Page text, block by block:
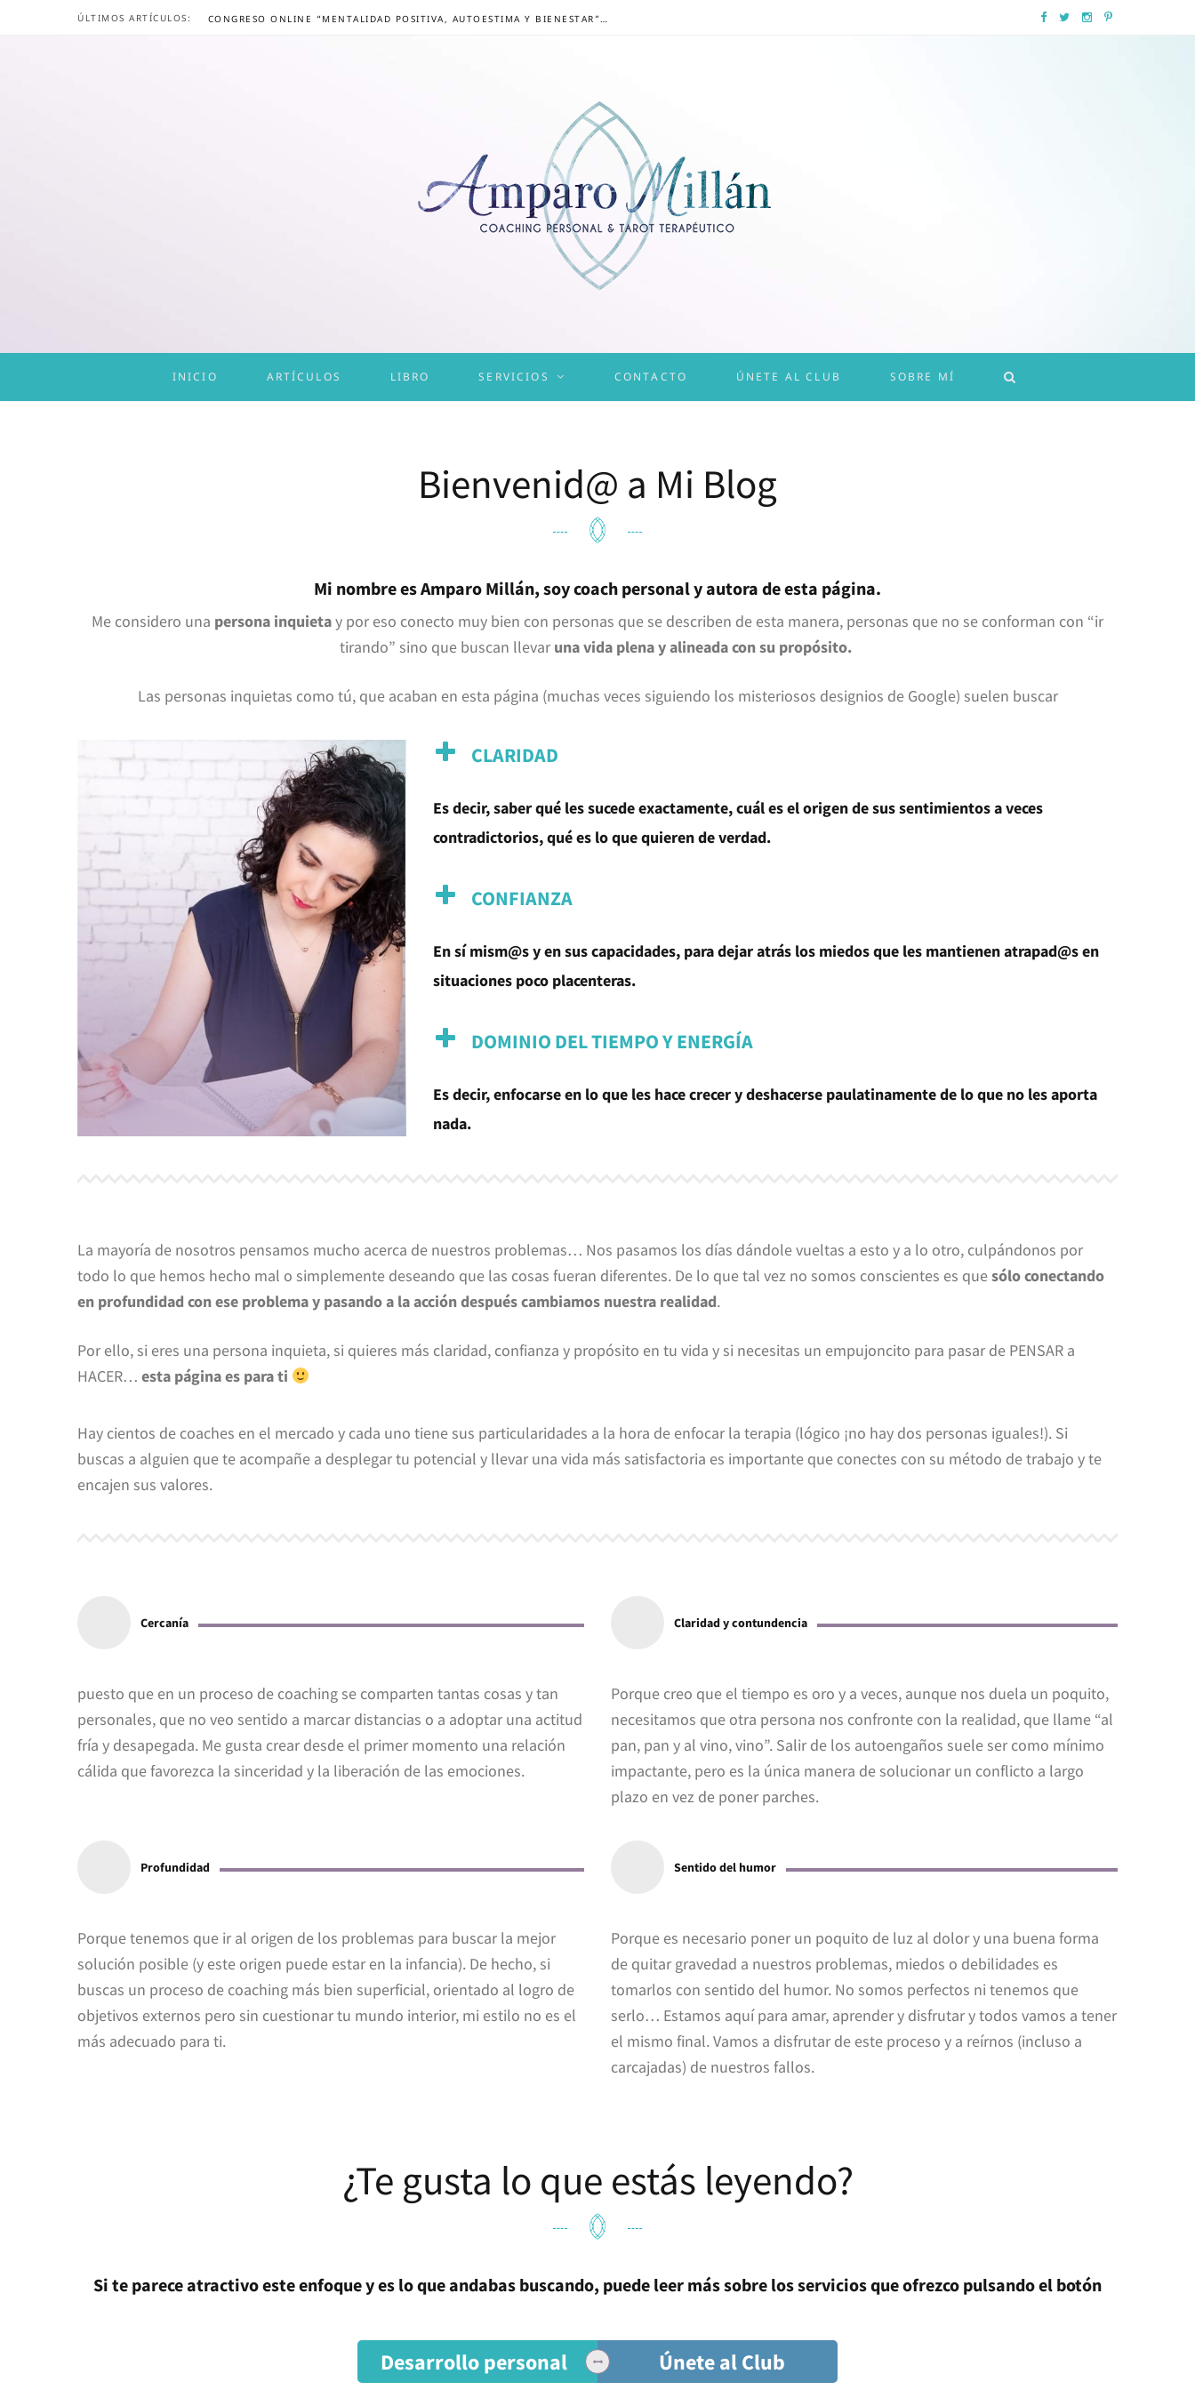
ÚLTIMOS ARTÍCULOS: CONGRESO ONLINE “MENTALIDAD POSITIVA, AUTOESTIMA Y BIENESTAR”: UN CAMINO HACIA UNA VIDA EQUILIBRADA F T I P
INICIO ARTÍCULOS LIBRO SERVICIOS CONTACTO ÚNETE AL CLUB SOBRE MÍ
Bienvenid@ a Mi Blog
Mi nombre es Amparo Millán, soy coach personal y autora de esta página.
Me considero una persona inquietay por eso conecto muy bien con personas que se describen de esta manera, personas que no se conforman con “ir
tirando” sino que buscan llevaruna vida plena y alineada con su propósito.
Las personas inquietas como tú, que acaban en esta página (muchas veces siguiendo los misteriosos designios de Google) suelen buscar
CLARIDAD
Es decir, saber qué les sucede exactamente, cuál es el origen de sus sentimientos a veces
contradictorios, qué es lo que quieren de verdad.
CONFIANZA
En sí mism@s y en sus capacidades, para dejar atrás los miedos que les mantienen atrapad@s en
situaciones poco placenteras.
DOMINIO DEL TIEMPO Y ENERGÍA
Es decir, enfocarse en lo que les hace crecer y deshacerse paulatinamente de lo que no les aporta
nada.
La mayoría de nosotros pensamos mucho acerca de nuestros problemas… Nos pasamos los días dándole vueltas a esto y a lo otro, culpándonos por
todo lo que hemos hecho mal o simplemente deseando que las cosas fueran diferentes. De lo que tal vez no somos conscientes es quesólo conectando
en profundidad con ese problema y pasando a la acción después cambiamos nuestra realidad.
Por ello, si eres una persona inquieta, si quieres más claridad, confianza y propósito en tu vida y si necesitas un empujoncito para pasar de PENSAR a
HACER… esta página es para ti
Hay cientos de coaches en el mercado y cada uno tiene sus particularidades a la hora de enfocar la terapia (lógico ¡no hay dos personas iguales!). Si
buscas a alguien que te acompañe a desplegar tu potencial y llevar una vida más satisfactoria es importante que conectes con su método de trabajo y te
encajen sus valores.
Cercanía
puesto que en un proceso de coaching se comparten tantas cosas y tan
personales, que no veo sentido a marcar distancias o a adoptar una actitud
fría y desapegada. Me gusta crear desde el primer momento una relación
cálida que favorezca la sinceridad y la liberación de las emociones.
Claridad y contundencia
Porque creo que el tiempo es oro y a veces, aunque nos duela un poquito,
necesitamos que otra persona nos confronte con la realidad, que llame “al
pan, pan y al vino, vino”. Salir de los autoengaños suele ser como mínimo
impactante, pero es la única manera de solucionar un conflicto a largo
plazo en vez de poner parches.
Profundidad
Porque tenemos que ir al origen de los problemas para buscar la mejor
solución posible (y este origen puede estar en la infancia). De hecho, si
buscas un proceso de coaching más bien superficial, orientado al logro de
objetivos externos pero sin cuestionar tu mundo interior, mi estilo no es el
más adecuado para ti.
Sentido del humor
Porque es necesario poner un poquito de luz al dolor y una buena forma
de quitar gravedad a nuestros problemas, miedos o debilidades es
tomarlos con sentido del humor. No somos perfectos ni tenemos que
serlo… Estamos aquí para amar, aprender y disfrutar y todos vamos a tener
el mismo final. Vamos a disfrutar de este proceso y a reírnos (incluso a
carcajadas) de nuestros fallos.
¿Te gusta lo que estás leyendo?
Si te parece atractivo este enfoque y es lo que andabas buscando, puede leer más sobre los servicios que ofrezco pulsando el botón
Desarrollo personal Únete al Club